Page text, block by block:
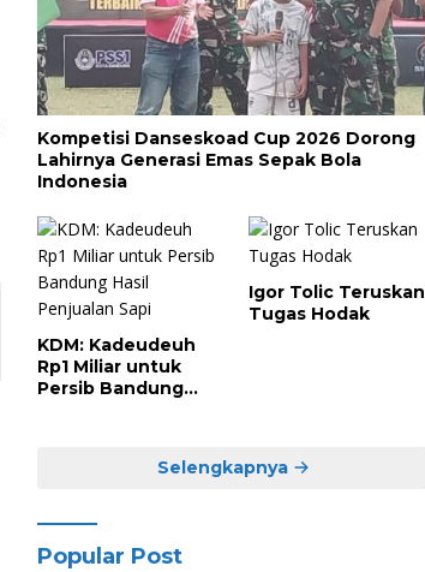
Kompetisi Danseskoad Cup 2026 Dorong
Lahirnya Generasi Emas Sepak Bola
Indonesia
KDM: Kadeudeuh
Rp1 Miliar untuk
Persib Bandung
Igor Tolic Teruskan
Tugas Hodak
Selengkapnya
Popular Post